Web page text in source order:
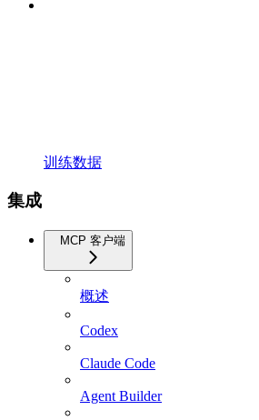
训练数据
集成
MCP 客户端
概述
Codex
Claude Code
Agent Builder